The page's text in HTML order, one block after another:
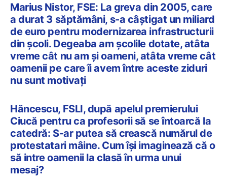
Marius Nistor, FSE: La greva din 2005, care
a durat 3 săptămâni, s-a câștigat un miliard
de euro pentru modernizarea infrastructurii
din școli. Degeaba am școlile dotate, atâta
vreme cât nu am și oameni, atâta vreme cât
oamenii pe care îi avem între aceste ziduri
nu sunt motivați
Hăncescu, FSLI, după apelul premierului
Ciucă pentru ca profesorii să se întoarcă la
catedră: S-ar putea să crească numărul de
protestatari mâine. Cum își imaginează că o
să intre oamenii la clasă în urma unui
mesaj?